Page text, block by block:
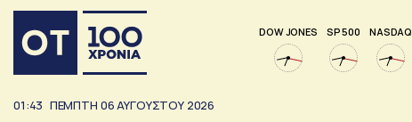
DOW JONES SP 500 NASDAQ
01:43 ΠΕΜΠΤΗ 06ΑΥΓΟΥΣΤΟΥ 2026